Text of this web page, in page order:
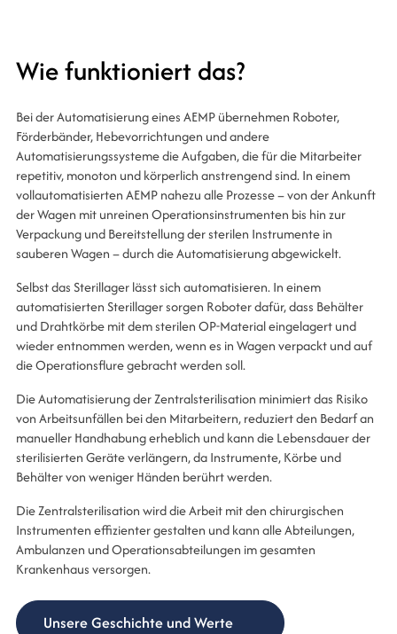
Wie funktioniert das?
Bei der Automatisierung eines AEMP übernehmen Roboter,
Förderbänder, Hebevorrichtungen und andere
Automatisierungssysteme die Aufgaben, die für die Mitarbeiter
repetitiv, monoton und körperlich anstrengend sind. In einem
vollautomatisierten AEMP nahezu alle Prozesse – von der Ankunft
der Wagen mit unreinen Operationsinstrumenten bis hin zur
Verpackung und Bereitstellung der sterilen Instrumente in
sauberen Wagen – durch die Automatisierung abgewickelt.
Selbst das Sterillager lässt sich automatisieren. In einem
automatisierten Sterillager sorgen Roboter dafür, dass Behälter
und Drahtkörbe mit dem sterilen OP-Material eingelagert und
wieder entnommen werden, wenn es in Wagen verpackt und auf
die Operationsflure gebracht werden soll.
Die Automatisierung der Zentralsterilisation minimiert das Risiko
von Arbeitsunfällen bei den Mitarbeitern, reduziert den Bedarf an
manueller Handhabung erheblich und kann die Lebensdauer der
sterilisierten Geräte verlängern, da Instrumente, Körbe und
Behälter von weniger Händen berührt werden.
Die Zentralsterilisation wird die Arbeit mit den chirurgischen
Instrumenten effizienter gestalten und kann alle Abteilungen,
Ambulanzen und Operationsabteilungen im gesamten
Krankenhaus versorgen.
Unsere Geschichte und Werte